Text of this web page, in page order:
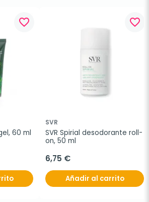
favorite_border
60 ml
favorite_border
SVR
SVR Spirial desodorante roll-
on, 50 ml
6,75 €
Añadir al carrito